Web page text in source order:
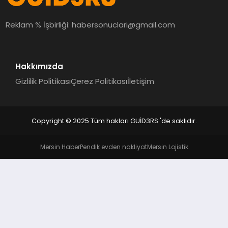
MAGAZIN
Reklam % İşbirliği:habersonuclari@gmail.com
Hakkımızda
Gizlilik PolitikasıÇerez Politikasıİletişim
Copyright © 2025 Tüm hakları GUİD3RS 'de saklıdır.
Mersin HaberPendik evden nakliyatMersin Lojistik